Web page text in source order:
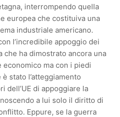
interrompendo quella
europea che costituiva una
industriale americano.
l’incredibile appoggio dei
che ha dimostrato ancora una
ma con i piedi
stato l’atteggiamento
dell’UE di appoggiare la
a lui solo il diritto di
Eppure, se la guerra